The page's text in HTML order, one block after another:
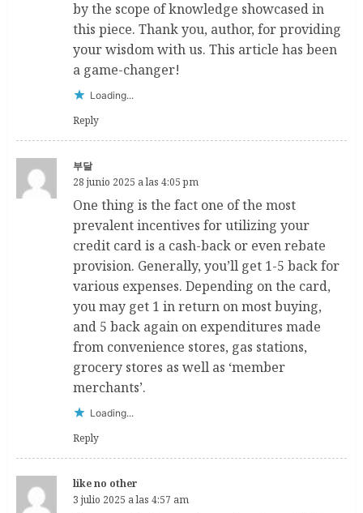
by the scope of knowledge showcased in
this piece. Thank you, author, for providing
your wisdom with us. This article has been
a game-changer!
Loading...
Reply
부달
28 junio 2025 a las 4:05 pm
One thing is the fact one of the most
prevalent incentives for utilizing your
credit card is a cash-back or even rebate
provision. Generally, you’ll get 1-5 back for
various expenses. Depending on the card,
you may get 1 in return on most buying,
and 5 back again on expenditures made
from convenience stores, gas stations,
grocery stores as well as ‘member
merchants’.
Loading...
Reply
like no other
3 julio 2025 a las 4:57 am